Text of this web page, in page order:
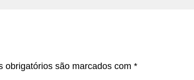
obrigatórios são marcados com *